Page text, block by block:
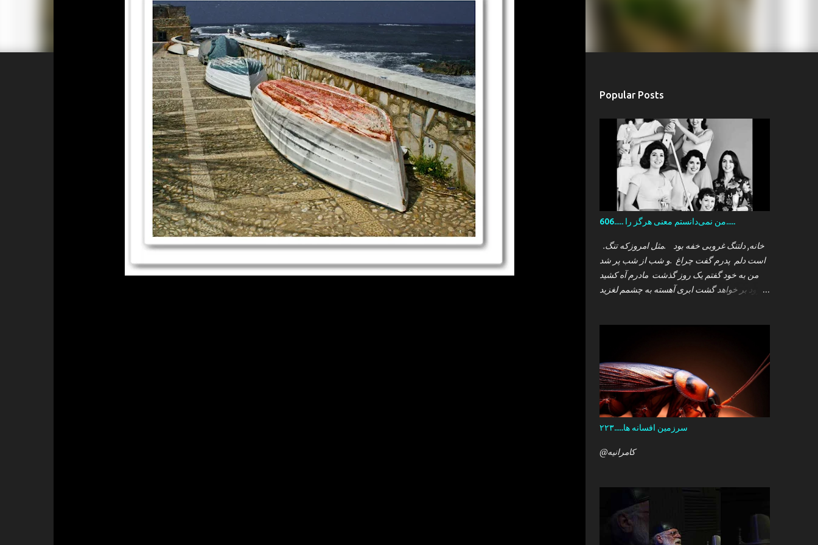
Popular Posts
606..... من نمی‌دانستم معنی هرگز را.....
.خانه, دلتنگ غروبی خفه بود .مثل امروزکه تنگ
است دلم پدرم گفت چراغ .و شب از شب پر شد
من به خود گفتم یک روز گذشت مادرم آه کشید
.زود بر خواهد گشت ابری آهسته به چشمم لغزید
سرزمین افسانه ها.....۲۲۳
@کامرانیه